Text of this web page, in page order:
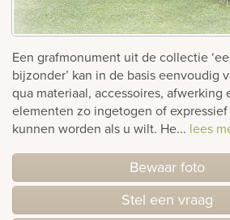
Een grafmonument uit de collectie
bijzonder’ kan in de basis eenvoudig
qua materiaal, accessoires, afwerking
elementen zo ingetogen of
kunnen worden als u wilt. He... lees
Bewaar foto
Stel een vraag